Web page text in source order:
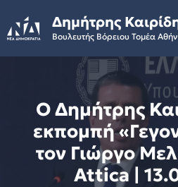
to
content
Δημήτρης
Βουλευτής Βόρειου Τομέα
Ο Δημήτρης
εκπομπή
τον Γιώργο
Attica |